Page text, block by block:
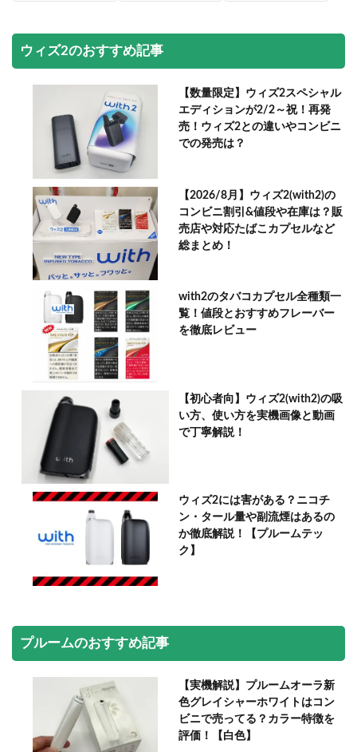
ウィズ2のおすすめ記事
【数量限定】ウィズ2スペシャル
エディションが2/2～祝！再発
売！ウィズ2との違いやコンビニ
での発売は？
【2026/8月】ウィズ2(with2)の
コンビニ割引&値段や在庫は？販
売店や対応たばこカプセルなど
総まとめ！
with2のタバコカプセル全種類一
覧！値段とおすすめフレーバー
を徹底レビュー
【初心者向】ウィズ2(with2)の吸
い方、使い方を実機画像と動画
で丁寧解説！
ウィズ2には害がある？ニコチ
ン・タール量や副流煙はあるの
か徹底解説！【プルームテッ
ク】
プルームのおすすめ記事
【実機解説】プルームオーラ新
色グレイシャーホワイトはコン
ビニで売ってる？カラー特徴を
評価！【白色】